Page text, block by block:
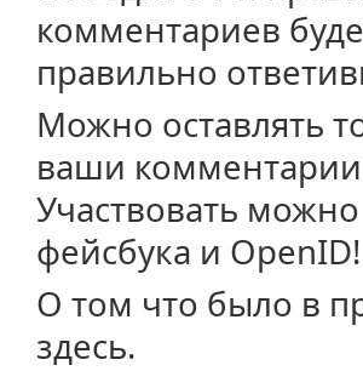
комментариев
правильно
Можно оставлять
ваши комментарии
Участвовать
фейсбука и OpenID!
О том что было в
здесь.